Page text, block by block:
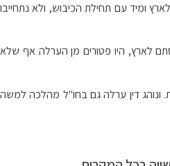
ומיד עם תחילת הכיבוש, ולא נתחייבו
לארץ, היו פטורים מן הערלה אף שלא
ונוהג דין ערלה גם בחו"ל מהלכה למשה